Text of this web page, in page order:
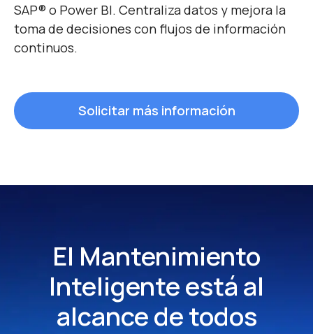
SAP® o Power BI. Centraliza datos y mejora la
toma de decisiones con flujos de información
continuos.
Solicitar más información
El Mantenimiento
Inteligenteestá al
alcance de todos